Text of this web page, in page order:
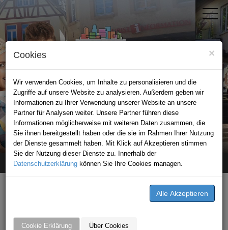
×
Cookies
Wir verwenden Cookies, um Inhalte zu personalisieren und die
Zugriffe auf unsere Website zu analysieren. Außerdem geben wir
Informationen zu Ihrer Verwendung unserer Website an unsere
Partner für Analysen weiter. Unsere Partner führen diese
Informationen möglicherweise mit weiteren Daten zusammen, die
Sie ihnen bereitgestellt haben oder die sie im Rahmen Ihrer Nutzung
der Dienste gesammelt haben. Mit Klick auf Akzeptieren stimmen
Sie der Nutzung dieser Dienste zu. Innerhalb der
Datenschutzerklärung können Sie Ihre Cookies managen.
Cookie Erklärung Über Cookies
STADTPORTAL MOSBACH
Home Mosbacher Sommer
Mosbacher Sommer